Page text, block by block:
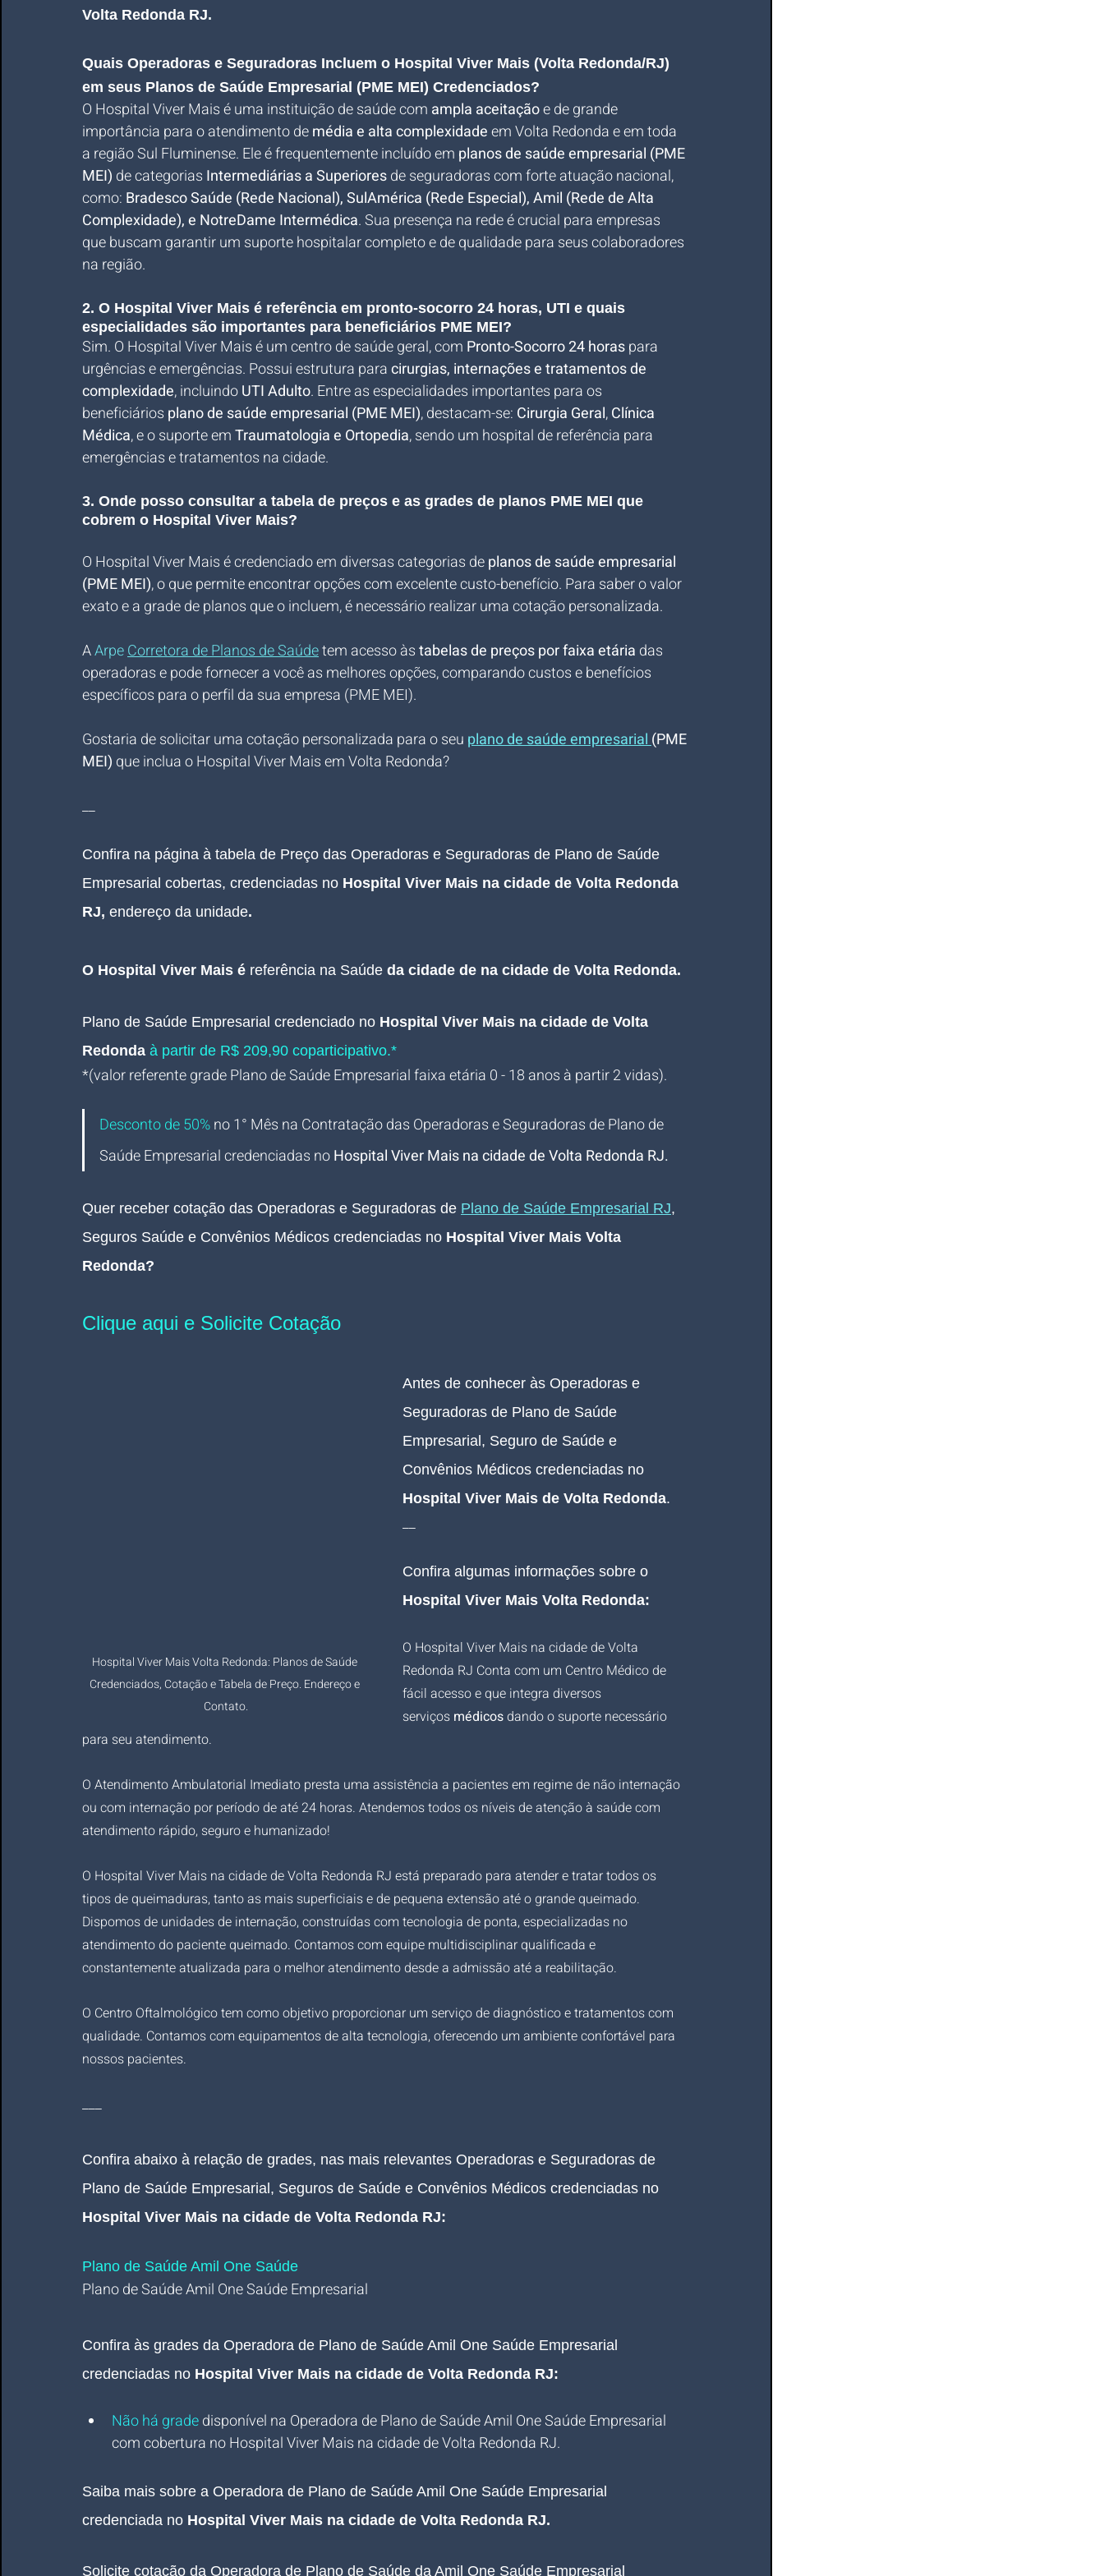
Volta Redonda RJ.
Quais Operadoras e Seguradoras Incluem o Hospital Viver Mais (Volta Redonda/RJ)
em seus Planos de Saúde Empresarial (PME MEI) Credenciados?
O Hospital Viver Mais é uma instituição de saúde com ampla aceitação e de grande
importância para o atendimento de média e alta complexidade em Volta Redonda e em toda
a região Sul Fluminense. Ele é frequentemente incluído em planos de saúde empresarial (PME
MEI) de categorias Intermediárias a Superiores de seguradoras com forte atuação nacional,
como: Bradesco Saúde (Rede Nacional), SulAmérica (Rede Especial), Amil (Rede de Alta
Complexidade), e NotreDame Intermédica. Sua presença na rede é crucial para empresas
que buscam garantir um suporte hospitalar completo e de qualidade para seus colaboradores
na região.
2. O Hospital Viver Mais é referência em pronto-socorro 24 horas, UTI e quais
especialidades são importantes para beneficiários PME MEI?
Sim. O Hospital Viver Mais é um centro de saúde geral, com Pronto-Socorro 24 horas para
urgências e emergências. Possui estrutura para cirurgias, internações e tratamentos de
complexidade, incluindo UTI Adulto. Entre as especialidades importantes para os
beneficiários plano de saúde empresarial (PME MEI), destacam-se: Cirurgia Geral, Clínica
Médica, e o suporte em Traumatologia e Ortopedia, sendo um hospital de referência para
emergências e tratamentos na cidade.
3. Onde posso consultar a tabela de preços e as grades de planos PME MEI que
cobrem o Hospital Viver Mais?
O Hospital Viver Mais é credenciado em diversas categorias de planos de saúde empresarial
(PME MEI), o que permite encontrar opções com excelente custo-benefício. Para saber o valor
exato e a grade de planos que o incluem, é necessário realizar uma cotação personalizada.
A Arpe Corretora de Planos de Saúde tem acesso às tabelas de preços por faixa etária das
operadoras e pode fornecer a você as melhores opções, comparando custos e benefícios
específicos para o perfil da sua empresa (PME MEI).
Gostaria de solicitar uma cotação personalizada para o seu plano de saúde empresarial (PME
MEI) que inclua o Hospital Viver Mais em Volta Redonda?
__
Confira na página à tabela de Preço das Operadoras e Seguradoras de Plano de Saúde
Empresarial cobertas, credenciadas no Hospital Viver Mais na cidade de Volta Redonda
RJ, endereço da unidade.
O Hospital Viver Mais é referência na Saúde da cidade de na cidade de Volta Redonda.
Plano de Saúde Empresarial credenciado no Hospital Viver Mais na cidade de Volta
Redonda à partir de R$ 209,90 coparticipativo.*
*(valor referente grade Plano de Saúde Empresarial faixa etária 0 - 18 anos à partir 2 vidas).
Desconto de 50%no 1° Mês na Contratação das Operadoras e Seguradoras de Plano de
Saúde Empresarial credenciadas no Hospital Viver Mais na cidade de Volta Redonda RJ.
Quer receber cotação das Operadoras e Seguradoras de Plano de Saúde Empresarial RJ,
Seguros Saúde e Convênios Médicos credenciadas no Hospital Viver Mais Volta
Redonda?
Clique aqui e Solicite Cotação
Hospital Viver Mais Volta Redonda: Planos de Saúde
Credenciados, Cotação e Tabela de Preço. Endereço e
Contato.
Antes de conhecer às Operadoras e
Seguradoras de Plano de Saúde
Empresarial, Seguro de Saúde e
Convênios Médicos credenciadas no
Hospital Viver Mais de Volta Redonda.
__
Confira algumas informações sobre o
Hospital Viver Mais Volta Redonda:
O Hospital Viver Mais na cidade de Volta
Redonda RJ Conta com um Centro Médico de
fácil acesso e que integra diversos
serviços médicos dando o suporte necessário
para seu atendimento.
O Atendimento Ambulatorial Imediato presta uma assistência a pacientes em regime de não internação
ou com internação por período de até 24 horas. Atendemos todos os níveis de atenção à saúde com
atendimento rápido, seguro e humanizado!
O Hospital Viver Mais na cidade de Volta Redonda RJ está preparado para atender e tratar todos os
tipos de queimaduras, tanto as mais superficiais e de pequena extensão até o grande queimado.
Dispomos de unidades de internação, construídas com tecnologia de ponta, especializadas no
atendimento do paciente queimado. Contamos com equipe multidisciplinar qualificada e
constantemente atualizada para o melhor atendimento desde a admissão até a reabilitação.
O Centro Oftalmológico tem como objetivo proporcionar um serviço de diagnóstico e tratamentos com
qualidade. Contamos com equipamentos de alta tecnologia, oferecendo um ambiente confortável para
nossos pacientes.
___
Confira abaixo à relação de grades, nas mais relevantes Operadoras e Seguradoras de
Plano de Saúde Empresarial, Seguros de Saúde e Convênios Médicos credenciadas no
Hospital Viver Mais na cidade de Volta Redonda RJ:
Plano de Saúde Amil One Saúde
Plano de Saúde Amil One Saúde Empresarial
Confira às grades da Operadora de Plano de Saúde Amil One Saúde Empresarial
credenciadas no Hospital Viver Mais na cidade de Volta Redonda RJ:
Não há grade disponível na Operadora de Plano de Saúde Amil One Saúde Empresarial
com cobertura no Hospital Viver Mais na cidade de Volta Redonda RJ.
Saiba mais sobre a Operadora de Plano de Saúde Amil One Saúde Empresarial
credenciada no Hospital Viver Mais na cidade de Volta Redonda RJ.
Solicite cotação da Operadora de Plano de Saúde da Amil One Saúde Empresarial